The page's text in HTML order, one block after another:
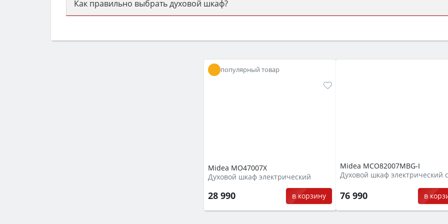
Как правильно выбрать духовой шкаф?
семьи, класс энергопотребления не ниже A и нужные функции (конвекция, гриль,
популярный товар
Midea MO47007X
Духовой шкаф электрический
28 990 в корзину
Midea MCO82007MBG-I
76 990 в